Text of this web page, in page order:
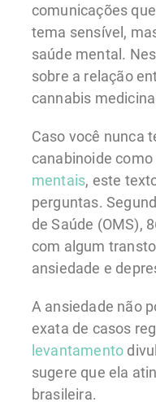
comunicações
tema sensível,
saúde mental.
sobre a relação
cannabis
Caso você nunca
canabinoide
mentais, este
perguntas.
de Saúde (OMS),
com algum
ansiedade e
A ansiedade não
exata de casos
levantamento
sugere que ela
brasileira.